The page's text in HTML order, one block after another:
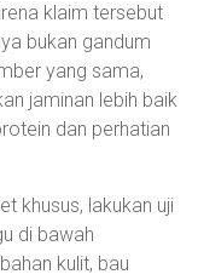
klaim tersebut
bukan gandum
yang sama,
jaminan lebih baik
dan perhatian
khusus, lakukan uji
di bawah
kulit, bau